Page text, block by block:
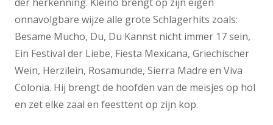
onnavolgbare wijze alle grote Schlagerhits zoals:
Besame Mucho, Du, Du Kannst nicht immer 17 sein,
Ein Festival der Liebe, Fiesta Mexicana, Griechischer
Wein, Herzilein, Rosamunde, Sierra Madre en Viva
Colonia. Hij brengt de hoofden van de meisjes op hol
en zet elke zaal en feesttent op zijn kop.